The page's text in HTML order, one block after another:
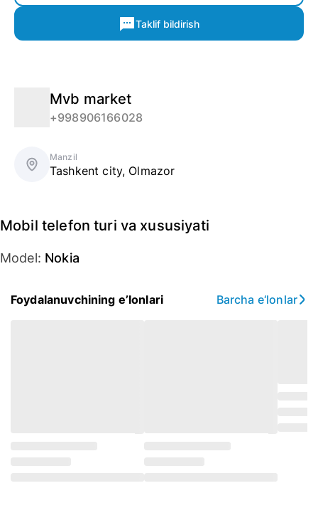
Taklif bildirish
Mvb market
+998906166028
Manzil
Tashkent city, Olmazor
Mobil telefon turi va xususiyati
Model: Nokia
Foydalanuvchining e’lonlari Barcha e‘lonlar